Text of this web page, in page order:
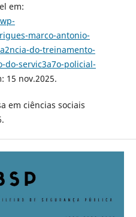
em:
marco-antonio-
do-treinamento-
do-servic3a7o-policial-
15 nov.2025.
em ciências sociais